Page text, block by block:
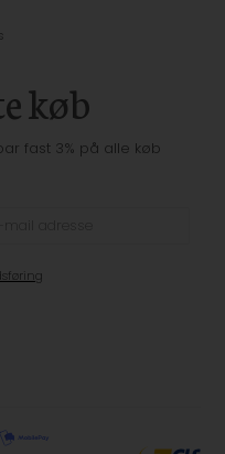
køb
fast 3% på alle køb